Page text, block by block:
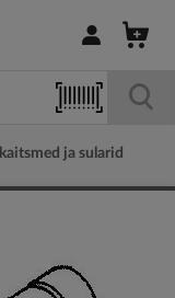
Logi sisse /
ja sularid